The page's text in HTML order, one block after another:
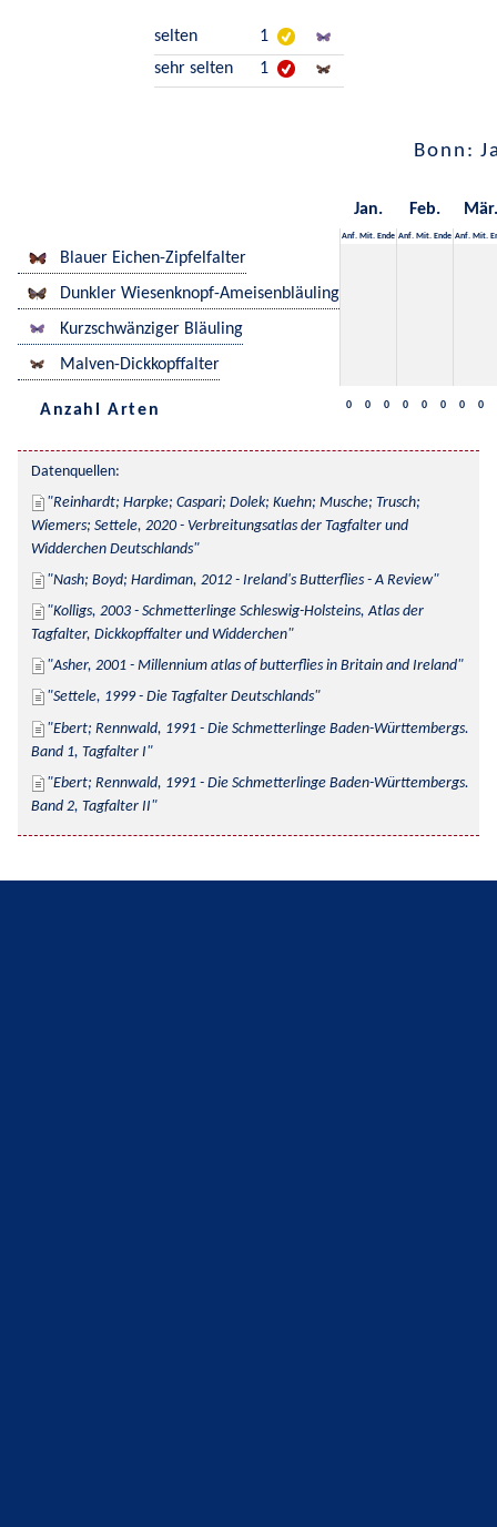
selten
1
sehr selten
1
Bonn:
Jan. Feb. Mär.
Anf. Mit. Ende Anf. Mit. Ende Anf. Mit.
Blauer Eichen-Zipfelfalter
Dunkler Wiesenknopf-Ameisenbläuling
Kurzschwänziger Bläuling
Malven-Dickkopffalter
Anzahl Arten 0 0 0 0 0 0 0 0
Datenquellen:
Reinhardt; Harpke; Caspari; Dolek; Kuehn; Musche; Trusch;
Wiemers; Settele, 2020 - Verbreitungsatlas der Tagfalter und
Widderchen Deutschlands
Nash; Boyd; Hardiman, 2012 - Ireland's Butterflies - A Review
Kolligs, 2003 - Schmetterlinge Schleswig-Holsteins, Atlas der
Tagfalter, Dickkopffalter und Widderchen
Asher, 2001 - Millennium atlas of butterflies in Britain and Ireland
Settele, 1999 - Die Tagfalter Deutschlands
Ebert; Rennwald, 1991 - Die Schmetterlinge Baden-Württembergs.
Band 1, Tagfalter I
Ebert; Rennwald, 1991 - Die Schmetterlinge Baden-Württembergs.
Band 2, Tagfalter II